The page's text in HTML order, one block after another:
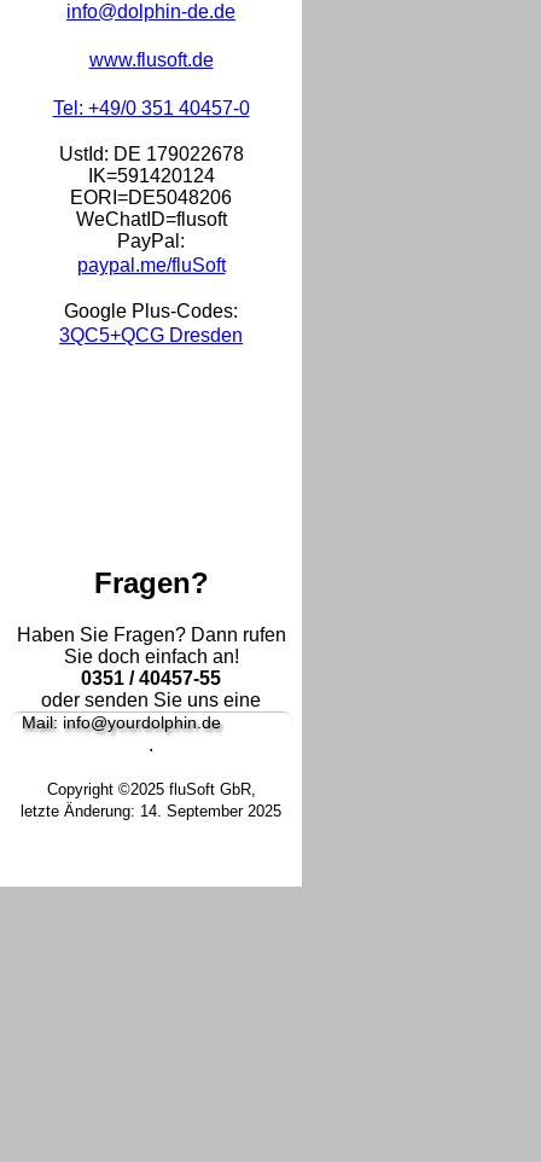
info@dolphin-de.de
www.flusoft.de
Tel: +49/0 351 40457-0
UstId: DE 179022678
IK=591420124
EORI=DE5048206
WeChatID=flusoft
PayPal:
paypal.me/fluSoft
Google Plus-Codes:
3QC5+QCG Dresden
Fragen?
Haben Sie Fragen? Dann rufen
Sie doch einfach an!
0351 / 40457-55
oder senden Sie uns eine
Mail: info@yourdolphin.de
.
Copyright ©2025 fluSoft GbR,
letzte Änderung: 14. September 2025